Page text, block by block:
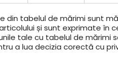
din tabelul de mărimi sunt
și sunt exprimate în
tale cu tabelul de mărimi
a lua decizia corectă cu